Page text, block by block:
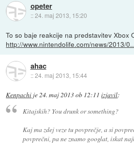
opeter
::24. maj 2013, 15:20
To so baje reakcije na predstavitev Xbox
http://www.nintendolife.com/news/2013/
ahac
::24. maj 2013, 15:44
Kenpachi je24. maj 2013 ob 12:11 izjavil:
Kitajskih? You drunk or something?
Kaj ma zdej veze tu povprečje, a si
povprečni, pa ne znamo googlat, iskat